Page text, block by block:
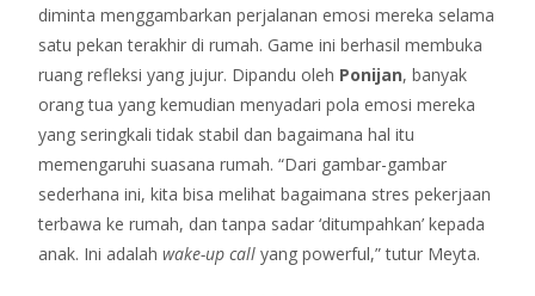
diminta menggambarkan perjalanan emosi mereka selama
satu pekan terakhir di rumah. Game ini berhasil membuka
ruang refleksi yang jujur. Dipandu oleh Ponijan, banyak
orang tua yang kemudian menyadari pola emosi mereka
yang seringkali tidak stabil dan bagaimana hal itu
memengaruhi suasana rumah. “Dari gambar-gambar
sederhana ini, kita bisa melihat bagaimana stres pekerjaan
terbawa ke rumah, dan tanpa sadar ‘ditumpahkan’ kepada
anak. Ini adalah wake-up call yang powerful,” tutur Meyta.